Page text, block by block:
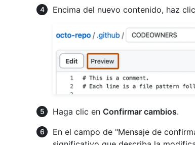
Encima del nuevo contenido, haz
Haga clic en Confirmar cambios.
En el campo de "Mensaje de